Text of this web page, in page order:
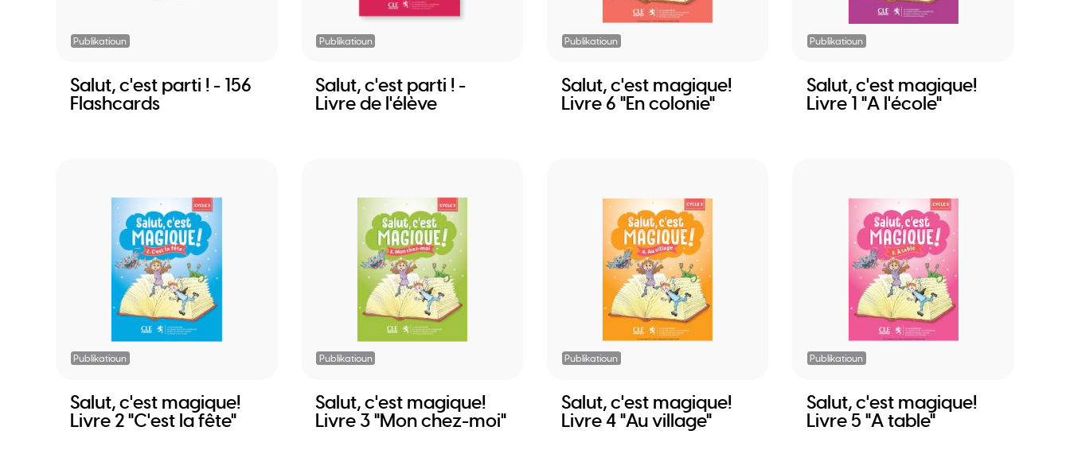
Publikatioun
Salut, c'est parti ! - 156
Flashcards
Publikatioun
Salut, c'est parti ! -
Livre de l'élève
Publikatioun
Salut, c'est magique!
Livre 6 "En colonie"
Publikatioun
Salut, c'est magique!
Livre 1 "A l'école"
Publikatioun
Salut, c'est magique!
Livre 2 "C'est la fête"
Publikatioun
Salut, c'est magique!
Livre 3 "Mon chez-moi"
Publikatioun
Salut, c'est magique!
Livre 4 "Au village"
Publikatioun
Salut, c'est magique!
Livre 5 "A table"